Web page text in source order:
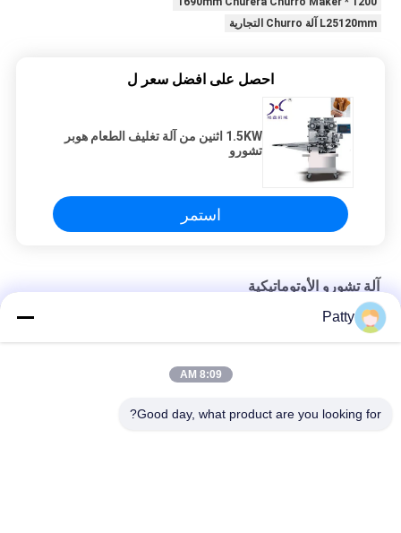
L25120mm آلة Churro التجارية
احصل على افضل سعر ل
1.5KW اثنين من آلة تغليف الطعام هوبر
تشورو
استمر
آلة تشورو الأوتوماتيكية
ميتسوبيشي كنترول 40000 قطعة / ساعة ماكينة تشورو أوتوماتيكية
Patty
8:09 AM
Good day, what product are you looking for?